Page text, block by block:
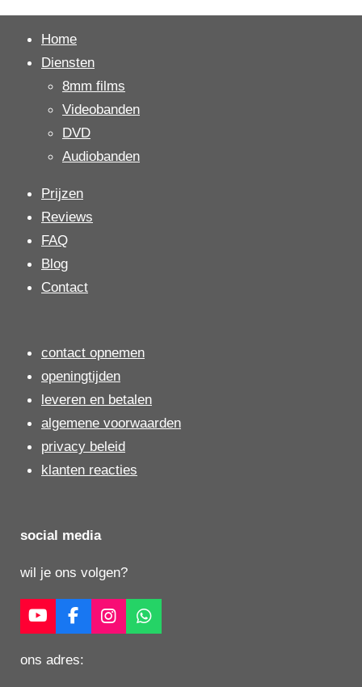
Home
Diensten
8mm films
Videobanden
DVD
Audiobanden
Prijzen
Reviews
FAQ
Blog
Contact
contact opnemen
openingtijden
leveren en betalen
algemene voorwaarden
privacy beleid
klanten reacties
social media
wil je ons volgen?
Y
o
u
F
a
c
I
n
W
h
ons adres: